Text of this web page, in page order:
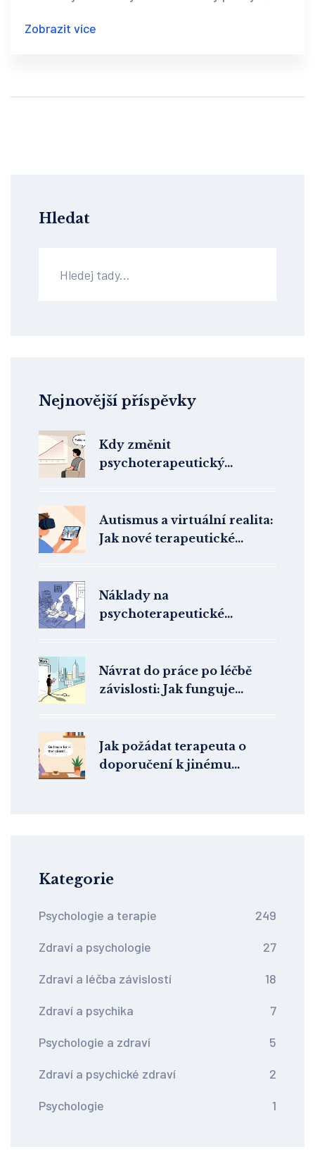
Zobrazit více
Hledat
Nejnovější příspěvky
Kdy změnit
psychoterapeutický
Autismus a virtuální realita:
Jak nové terapeutické
Náklady na
psychoterapeutické
Návrat do práce po léčbě
závislosti: Jak funguje
Jak požádat terapeuta o
doporučení k jinému
Kategorie
Psychologie a terapie 249
Zdraví a psychologie 27
Zdraví a léčba závislostí 18
Zdraví a psychika 7
Psychologie a zdraví 5
Zdraví a psychické zdraví 2
Psychologie 1